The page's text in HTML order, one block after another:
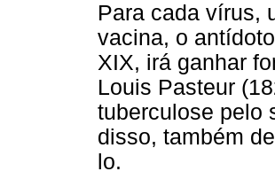
Para cada vírus,
vacina, o
XIX, irá ganhar
Louis Pasteur
tuberculose pelo
disso, também
lo.